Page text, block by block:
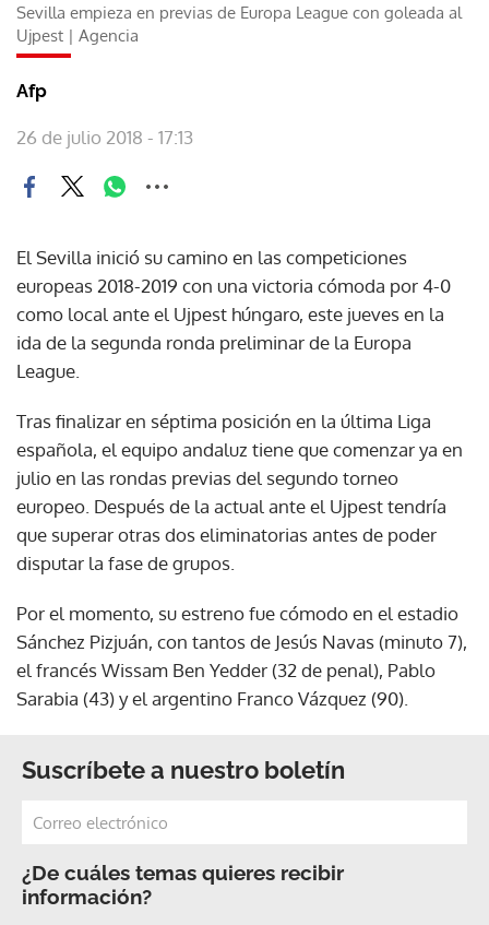
Sevilla empieza en previas de Europa League con goleada al
Ujpest | Agencia
Afp
26 de julio 2018 - 17:13
El Sevilla inició su camino en las competiciones
europeas 2018-2019 con una victoria cómoda por 4-0
como local ante el Ujpest húngaro, este jueves en la
ida de la segunda ronda preliminar de la Europa
League.
Tras finalizar en séptima posición en la última Liga
española, el equipo andaluz tiene que comenzar ya en
julio en las rondas previas del segundo torneo
europeo. Después de la actual ante el Ujpest tendría
que superar otras dos eliminatorias antes de poder
disputar la fase de grupos.
Por el momento, su estreno fue cómodo en el estadio
Sánchez Pizjuán, con tantos de Jesús Navas (minuto 7),
el francés Wissam Ben Yedder (32 de penal), Pablo
Sarabia (43) y el argentino Franco Vázquez (90).
Suscríbete a nuestro boletín
¿De cuáles temas quieres recibir
información?